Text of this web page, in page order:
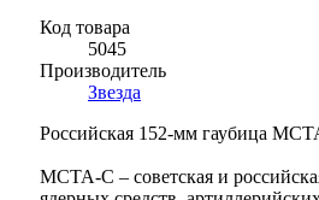
Код товара
5045
Производитель
Звезда
Российская 152-мм гаубица
МСТА-С – советская и